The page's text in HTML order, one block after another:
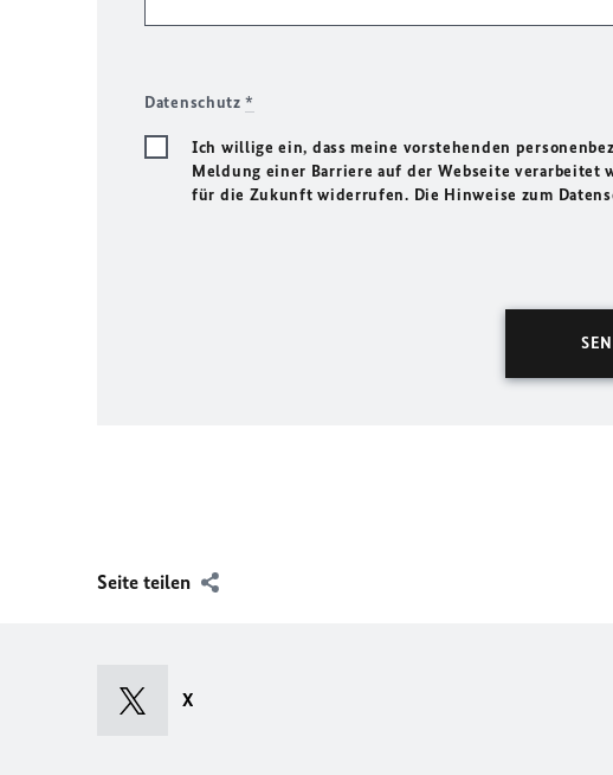
Datenschutz*
Ich willige ein, dass meine vorstehenden
Meldung einer Barriere auf der Webseite
für die Zukunft widerrufen. Die Hinweise zum
Seite teilen
X